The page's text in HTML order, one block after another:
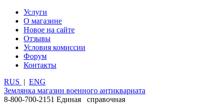
Услуги
О магазине
Новое на сайте
Отзывы
Условия комиссии
Форум
Контакты
RUS | ENG
Землянка магазин военного антиквариата
8-800-700-2151 Единая справочная